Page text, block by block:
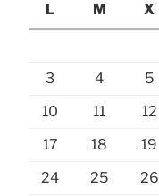
L
M X
3
4 5
10
11 12
17
18 19
24
25 26